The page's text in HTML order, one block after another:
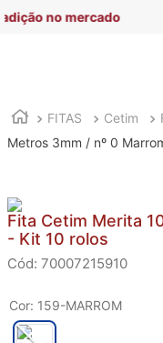
FITAS Cetim
Metros 3mm / nº 0
Fita Cetim Merita
- Kit 10 rolos
: 70007215910
Cor: 159-MARROM